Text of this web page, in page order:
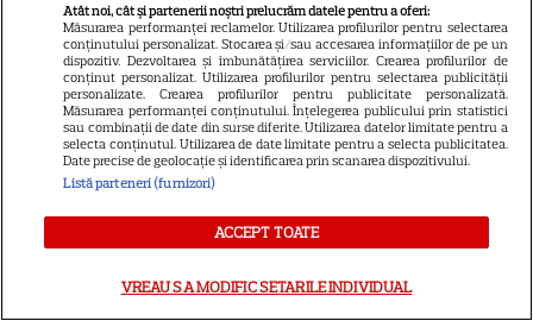
Ce vase de gătit îți trebuie
dacă te muți singur – ustensile
pe care trebuie să le ai în
bucătărie
Atât noi, cât și partenerii noștri prelucrăm datele pentru a oferi:
Măsurarea performanței reclamelor. Utilizarea profilurilor pentru selectarea
conținutului personalizat. Stocarea și/sau accesarea informațiilor de pe un
dispozitiv. Dezvoltarea și îmbunătățirea serviciilor. Crearea profilurilor de
conținut personalizat. Utilizarea profilurilor pentru selectarea publicității
personalizate. Crearea profilurilor pentru publicitate personalizată.
Măsurarea performanței conținutului. Înțelegerea publicului prin statistici
sau combinații de date din surse diferite. Utilizarea datelor limitate pentru a
selecta conținutul. Utilizarea de date limitate pentru a selecta publicitatea.
Date precise de geolocație și identificarea prin scanarea dispozitivului.
Listă parteneri (furnizori)
ACCEPT TOATE
VREAU SA MODIFIC SETARILE INDIVIDUAL